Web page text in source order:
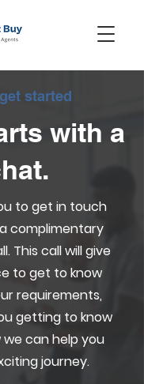
started
with a
to get in touch
complimentary
This call will give
to get to know
requirements,
getting to know
we can help you
journey.